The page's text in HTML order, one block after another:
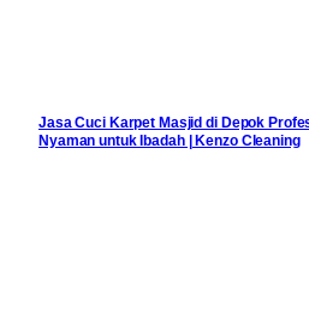
Jasa Cuci Karpet Masjid di Depok
Nyaman untuk Ibadah | Kenzo Cleaning